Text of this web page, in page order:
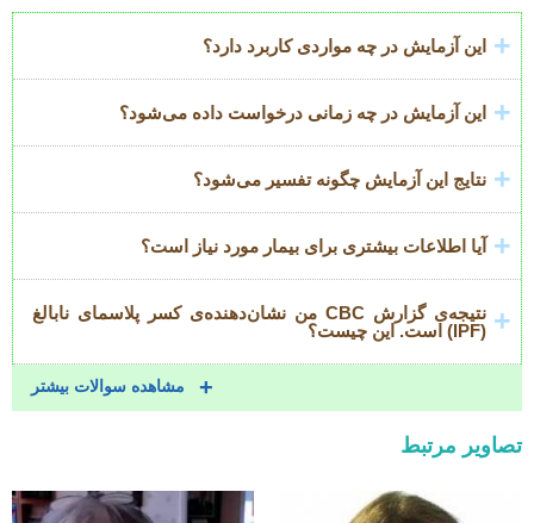
این آزمایش در چه مواردی کاربرد دارد؟
این آزمایش در چه زمانی درخواست داده می‌شود؟
نتایج این آزمایش چگونه تفسیر می‌شود؟
آیا اطلاعات بیشتری برای بیمار مورد نیاز است؟
نتیجه‌ی گزارش CBC من نشان‌دهنده‌ی کسر پلاسمای نابالغ
(IPF) است. این چیست؟
مشاهده سوالات بیشتر
تصاویر مرتبط